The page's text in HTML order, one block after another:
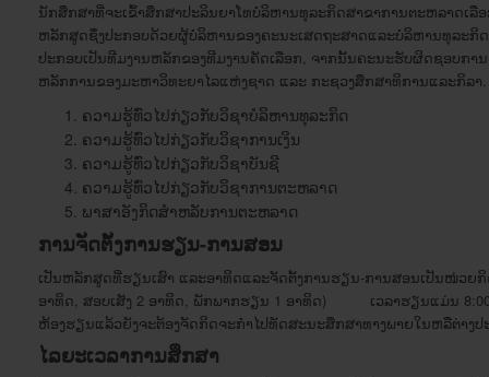
ນັກ​ສຶກສາ​ທີ່​ຈະ​ເຂົ້າ​ສຶກສາ​ປະລິນຍາ​ໂທບໍລິຫານ​ທຸລະ​ກິດສາຂາ​ການ​ຕະຫລາດເ
ຫລັກສູດ​ຊຶ່ງ​ປະກອບ​ດ້ວຍ​ຜູ້​ບໍລິຫານ​ຂອງ​ຄະນະເສດຖະສາດ​ແລະ​ບໍລິຫານ​ທຸລະ​
ປະກອບ​ເປັນທີ​ມງານ​ຫລັກ​ຂອງ​ທີ​ມງານ​ຄັດ​ເລືອກ, ຈາກ​ນັ້ນຄະນະ​ຮັບຜິດຊອບ​ກ
ຫລັກການ​ຂອງມະຫາວິທະຍາ​ໄລ​ແຫ່ງ​ຊາດ​ ແລະ​ ກະຊວງ​ສຶກສາ​ທິການແລະກິລາ
ຄວາມຮູ້ທົ່ວໄປກ່ຽວກັບວິຊາບໍລິຫານທຸລະກິດ
ຄວາມຮູ້ທົ່ວໄປກ່ຽວກັບວິຊາການເງິນ
ຄວາມຮູ້ທົ່ວໄປກ່ຽວກັບວິຊາບັນຊີ
ຄວາມຮູ້ທົ່ວໄປກ່ຽວກັບວິຊາການຕະຫລາດ
ພາສາອັງກິດສຳຫລັບການຕະຫລາດ
ການຈັດຕັ້ງການຮຽນ-ການສອນ
ເປັນ​ຫລັກສູດ​ທີ່ຮຽນ​ເສົາ ແລະອາທິດແລະຈັດ​ຕັ້ງ​ການ​​ຮຽນ​-ການ​ສອນເປັນ​ໜ່ວຍ​
ອາທິດ​, ສອບ​ເສັງ 2 ອາທິດ, ພັກ​ພາກຮຽນ 1 ອາທິດ) ​​​ເວລາ​ຮຽນແມ່ນ 8:00-
ຫ້ອງຮຽນແລ້ວຍັງຈະຕ້ອງຈັດກິດຈະກໍາໄປທັດສະນະສຶກສາທາງພາຍໃນຫລືຕ່າງ
ໄລຍະເວລາການສຶກສາ